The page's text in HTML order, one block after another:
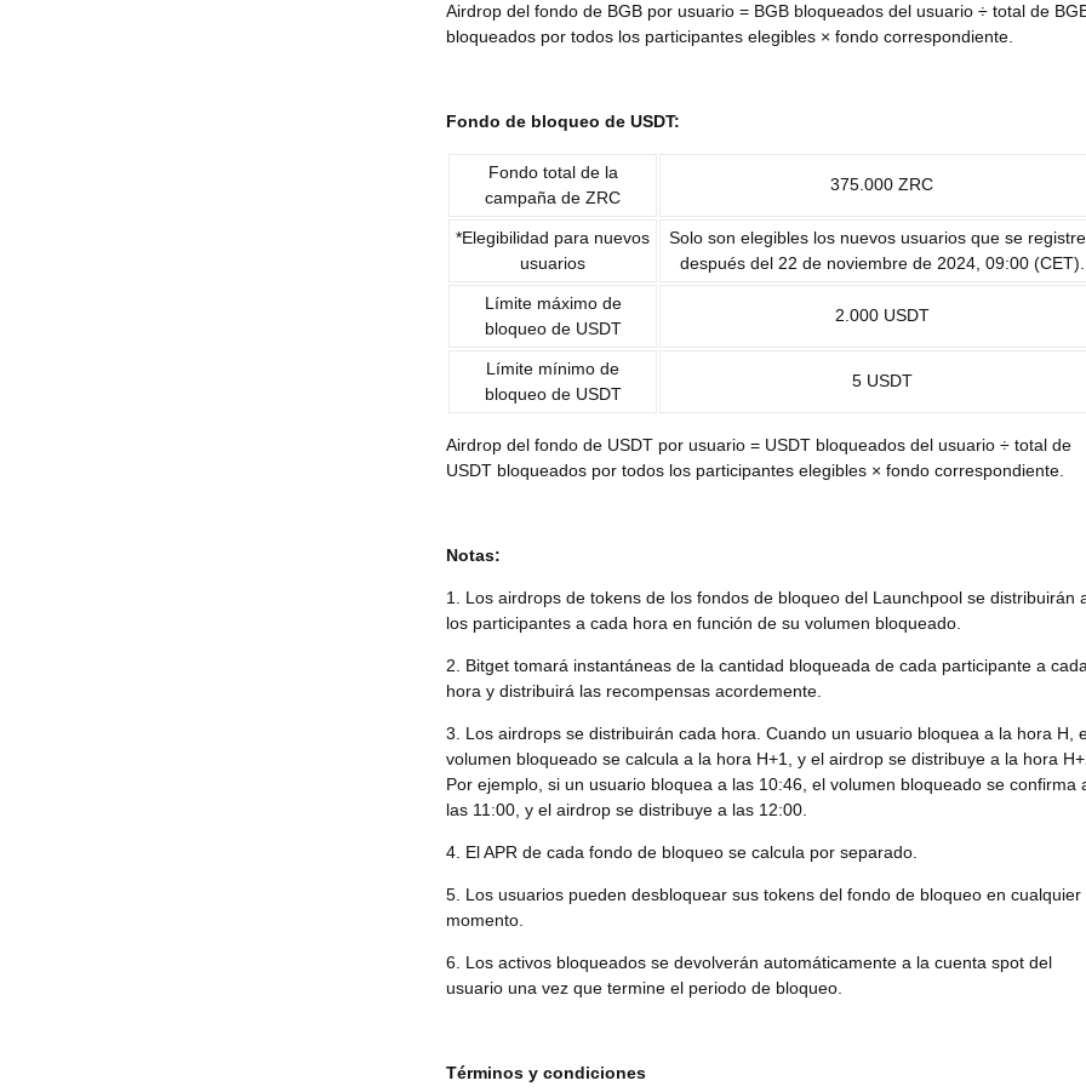
Airdrop del fondo de BGB por usuario = BGB bloqueados del usuario ÷ total de
bloqueados por todos los participantes elegibles × fondo correspondiente.
Fondo de bloqueo de USDT:
Fondo total de la
campaña de ZRC
375.000 ZRC
*Elegibilidad para nuevos
usuarios
Solo son elegibles los nuevos usuarios que se
después del 22 de noviembre de 2024, 09:00 (CET).
Límite máximo de
bloqueo de USDT
2.000 USDT
Límite mínimo de
bloqueo de USDT
5 USDT
Airdrop del fondo de USDT por usuario = USDT bloqueados del usuario ÷ total de
USDT bloqueados por todos los participantes elegibles × fondo correspondiente.
Notas:
1. Los airdrops de tokens de los fondos de bloqueo del Launchpool se distribuirán
los participantes a cada hora en función de su volumen bloqueado.
2. Bitget tomará instantáneas de la cantidad bloqueada de cada participante a cada
hora y distribuirá las recompensas acordemente.
3. Los airdrops se distribuirán cada hora. Cuando un usuario bloquea a la hora H,
volumen bloqueado se calcula a la hora H+1, y el airdrop se distribuye a la hora
Por ejemplo, si un usuario bloquea a las 10:46, el volumen bloqueado se confirma
las 11:00, y el airdrop se distribuye a las 12:00.
4. El APR de cada fondo de bloqueo se calcula por separado.
5. Los usuarios pueden desbloquear sus tokens del fondo de bloqueo en cualquier
momento.
6. Los activos bloqueados se devolverán automáticamente a la cuenta spot del
usuario una vez que termine el periodo de bloqueo.
Términos y condiciones